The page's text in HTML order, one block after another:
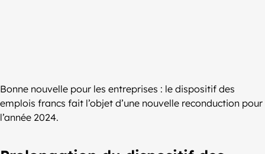
Bonne nouvelle pour les entreprises : le dispositif des
emplois francs fait l’objet d’une nouvelle reconduction pour
l’année 2024.